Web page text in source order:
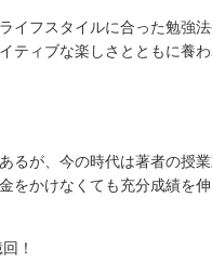
イフスタイルに合った勉強
ティブな楽しさとともに養わ
るが、今の時代は著者の
かけなくても充分成績を伸
！